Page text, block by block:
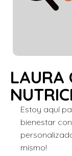
LAURA
Estoy aquí
bienestar
mismo!